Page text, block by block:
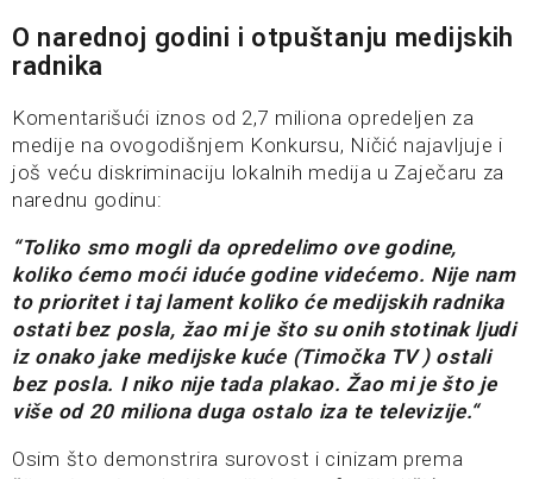
O narednoj godini i otpuštanju medijskih
radnika
Komentarišući iznos od 2,7 miliona opredeljen za
medije na ovogodišnjem Konkursu, Ničić najavljuje i
još veću diskriminaciju lokalnih medija u Zaječaru za
narednu godinu:
“Toliko smo mogli da opredelimo ove godine,
koliko ćemo moći iduće godine videćemo. Nije nam
to prioritet i taj lament koliko će medijskih radnika
ostati bez posla, žao mi je što su onih stotinak ljudi
iz onako jake medijske kuće (Timočka TV ) ostali
bez posla. I niko nije tada plakao. Žao mi je što je
više od 20 miliona duga ostalo iza te televizije.“
Osim što demonstrira surovost i cinizam prema